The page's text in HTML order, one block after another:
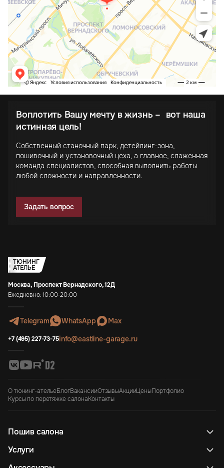
Воплотить Вашу мечту в жизнь – вот наша
истинная цель!
Собственный станочный парк, детейлинг-зона,
пошивочный и установочный цеха, а главное, слаженная
команда специалистов, способная выполнить работы
любой сложности и направленности.
Задать вопрос
ТЮНИНГ
АТЕЛЬЕ
Москва, Проспект Вернадского, 12Д
Ежедневно: 10:00-20:00
Telegram WhatsApp Max
+7 (495) 227-73-75info@eastline-garage.ru
О тюнинг-ательеБлогВакансииОтзывыАкцииЦеныПортфолио
Курсы по перетяжке салонаКонтакты
Пошив салона
Услуги